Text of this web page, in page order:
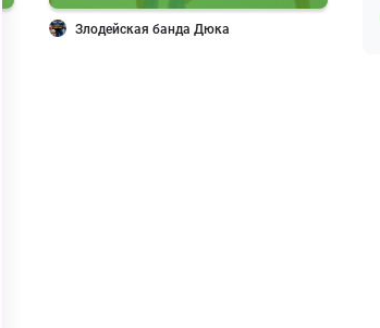
Злодейская банда Дюка